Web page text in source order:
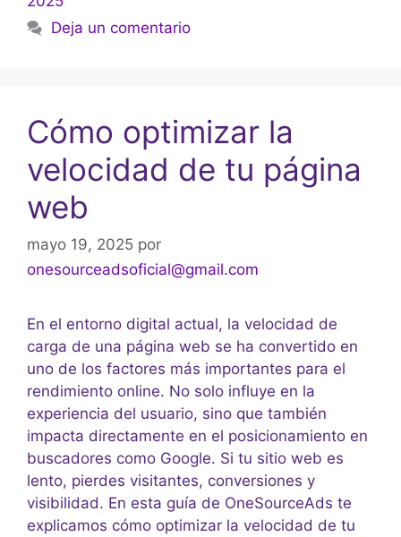
Deja un comentario
Cómo optimizar la
velocidad de tu página
web
mayo 19, 2025 por
onesourceadsoficial@gmail.com
En el entorno digital actual, la velocidad de
carga de una página web se ha convertido en
uno de los factores más importantes para el
rendimiento online. No solo influye en la
experiencia del usuario, sino que también
impacta directamente en el posicionamiento en
buscadores como Google. Si tu sitio web es
lento, pierdes visitantes, conversiones y
visibilidad. En esta guía de OneSourceAds te
explicamos cómo optimizar la velocidad de tu